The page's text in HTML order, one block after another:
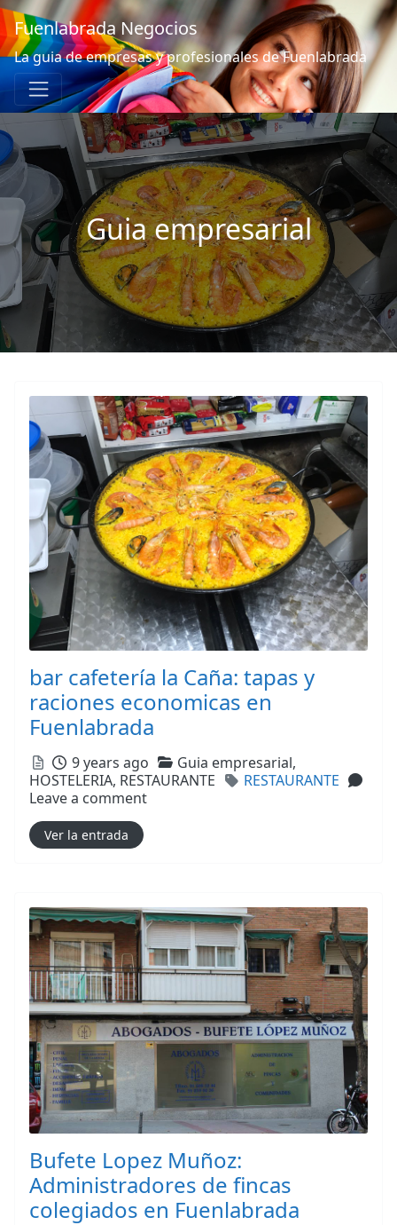
Fuenlabrada Negocios
La guia de empresas y profesionales de Fuenlabrada
Guia empresarial
bar cafetería la Caña: tapas y
raciones economicas en
Fuenlabrada
Posted
9 years ago Categories
Guia empresarial,
HOSTELERIA, RESTAURANTE Tags
RESTAURANTE
Leave a comment
Ver la entrada
Bufete Lopez Muñoz:
Administradores de fincas
colegiados en Fuenlabrada